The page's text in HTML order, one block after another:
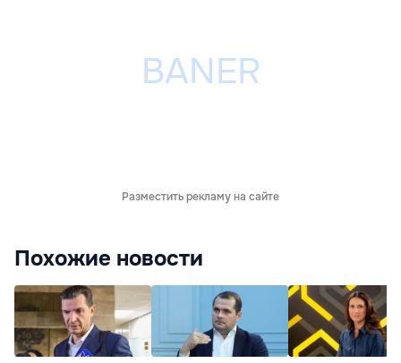
Разместить рекламу на сайте
Похожие новости